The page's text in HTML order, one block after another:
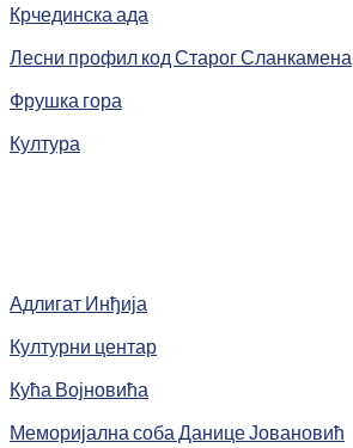
Крчединска ада
Лесни профил код Старог Сланкамена
Фрушка гора
Култура
Адлигат Инђија
Културни центар
Кућа Војновића
Меморијална соба Данице Јовановић